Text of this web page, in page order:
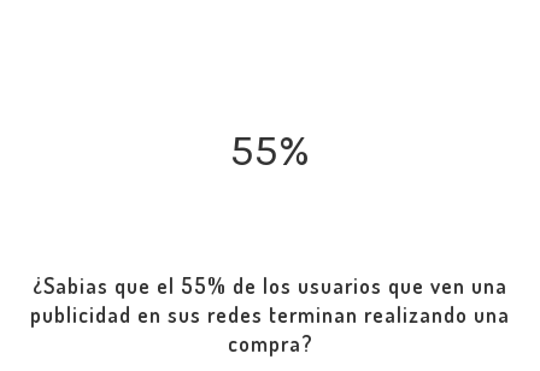
55%
¿Sabias que el 55% de los usuarios que ven una
publicidad en sus redes terminan realizando una
compra?